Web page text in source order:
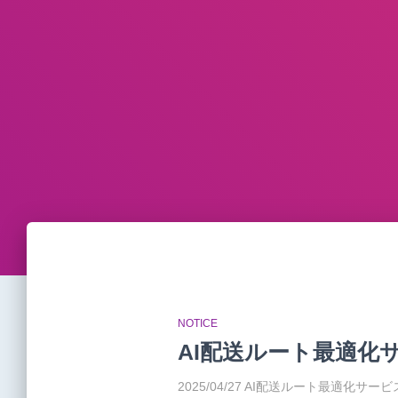
NOTICE
AI配送ルート最適化
2025/04/27 AI配送ルート最適化サー